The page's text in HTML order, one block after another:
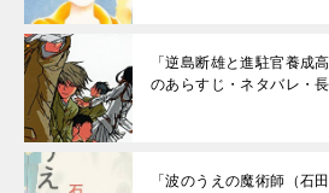
「逆島断雄と進駐官養成
のあらすじ・ネタバレ・
「波のうえの魔術師（石